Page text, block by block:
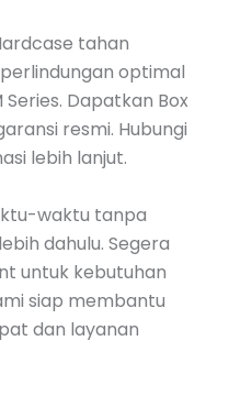
tahan
optimal
Dapatkan Box
resmi. Hubungi
lebih lanjut.
waktu tanpa
dahulu. Segera
untuk kebutuhan
siap membantu
dan layanan